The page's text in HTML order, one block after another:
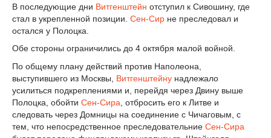
В последующие дни Витгенштейн отступил к Сивошину, где
стал в укрепленной позиции. Сен-Сир не преследовал и
остался у Полоцка.
Обе стороны ограничились до 4 октября малой войной.
По общему плану действий против Наполеона,
выступившего из Москвы, Витгенштейну надлежало
усилиться подкреплениями и, перейдя через Двину выше
Полоцка, обойти Сен-Сира, отбросить его к Литве и
следовать через Домницы на соединение с Чичаговым, с
тем, что непосредственное преследовательние Сен-Сира